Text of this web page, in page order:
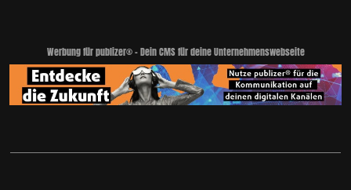
Werbung für publizer® - Dein CMS für deine Unternehmenswebseite